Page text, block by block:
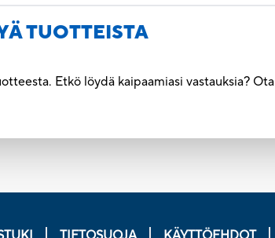
TUOTTEISTA
Etkö löydä kaipaamiasi vastauksia? Ota